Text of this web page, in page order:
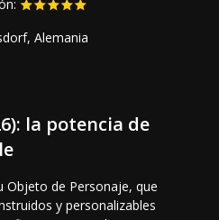
Alemania
la potencia de
Objeto de Personaje, que
y personalizables